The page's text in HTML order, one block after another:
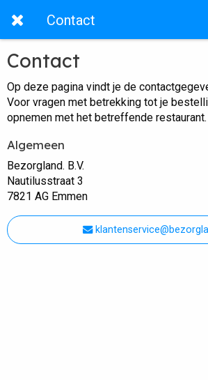
Contact
Contact
Op deze pagina vindt je de
Voor vragen met betrekking tot je
opnemen met het betreffende restaurant.
Algemeen
Bezorgland. B.V.
Nautilusstraat 3
7821 AG Emmen